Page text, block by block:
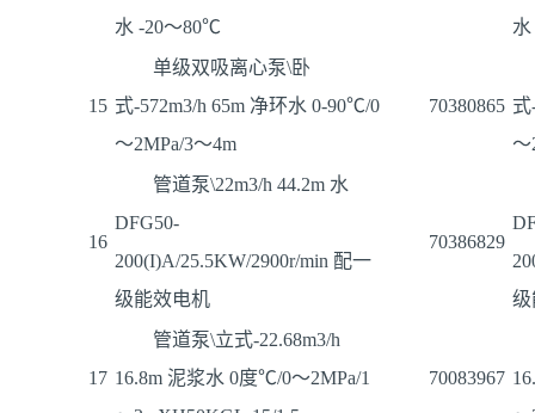
水 -20～80℃
15
单级双吸离心泵\卧
式-572m3/h 65m 净环水 0-90℃/0
～2MPa/3～4m
70380865 式
～
16
管道泵\22m3/h 44.2m 水
DFG50-
200(I)A/25.5KW/2900r/min 配一
级能效电机
70386829
级
17
管道泵\立式-22.68m3/h
16.8m 泥浆水 0度℃/0～2MPa/1
70083967